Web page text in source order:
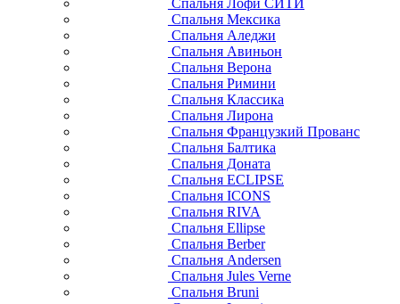
Спальня Мексика
Спальня Аледжи
Спальня Авиньон
Спальня Верона
Спальня Римини
Спальня Классика
Спальня Лирона
Спальня Французкий Прованс
Спальня Балтика
Спальня Доната
Спальня ECLIPSE
Спальня ICONS
Спальня RIVA
Спальня Ellipse
Спальня Berber
Спальня Andersen
Спальня Jules Verne
Спальня Bruni